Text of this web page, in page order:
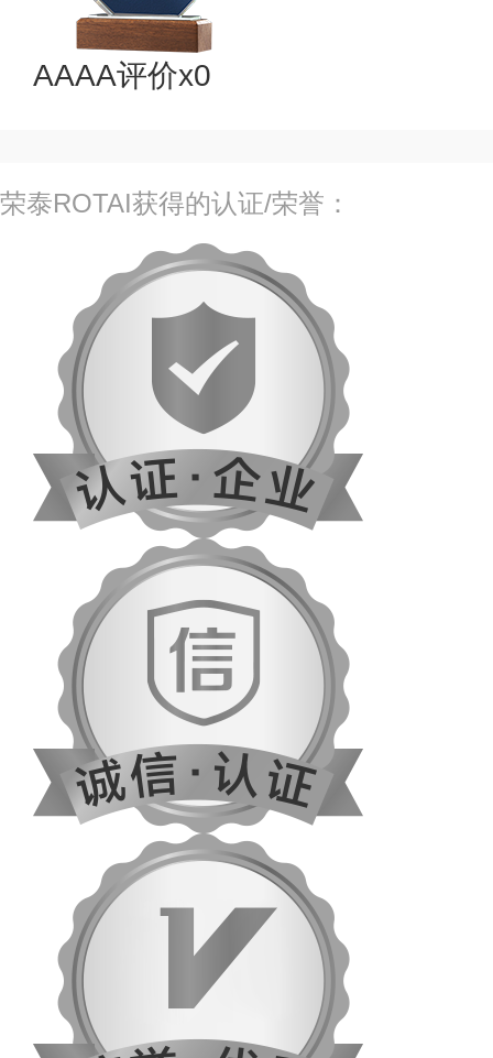
AAAA评价x0
荣泰ROTAI获得的认证/荣誉：